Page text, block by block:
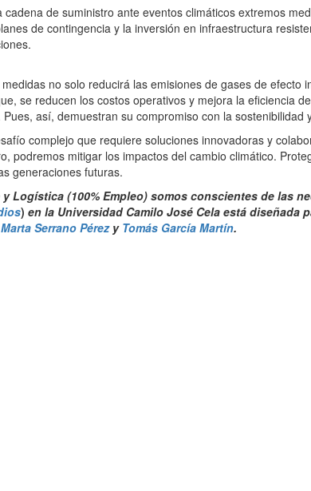
cadena de suministro ante eventos climáticos extremos
de contingencia y la inversión en infraestructura
no solo reducirá las emisiones de gases de efecto
se reducen los costos operativos y mejora la eficiencia
así, demuestran su compromiso con la sostenibilidad
complejo que requiere soluciones innovadoras y
podremos mitigar los impactos del cambio climático.
generaciones futuras.
Logística (100% Empleo) somos conscientes de las
) en la Universidad Camilo José Cela está diseñada
Marta Serrano Pérezy Tomás García Martín.